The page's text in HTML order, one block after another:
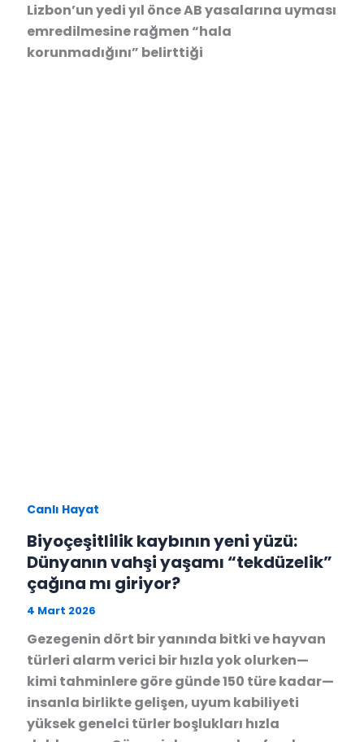
Lizbon’un yedi yıl önce AB yasalarına uyması
emredilmesine rağmen “hala
korunmadığını” belirttiği
Canlı Hayat
Biyoçeşitlilik kaybının yeni yüzü:
Dünyanın vahşi yaşamı “tekdüzelik”
çağına mı giriyor?
4 Mart 2026
Gezegenin dört bir yanında bitki ve hayvan
türleri alarm verici bir hızla yok olurken—
kimi tahminlere göre günde 150 türe kadar—
insanla birlikte gelişen, uyum kabiliyeti
yüksek genelci türler boşlukları hızla